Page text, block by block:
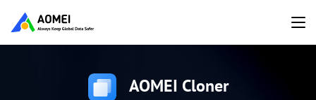
AOMEI Cloner